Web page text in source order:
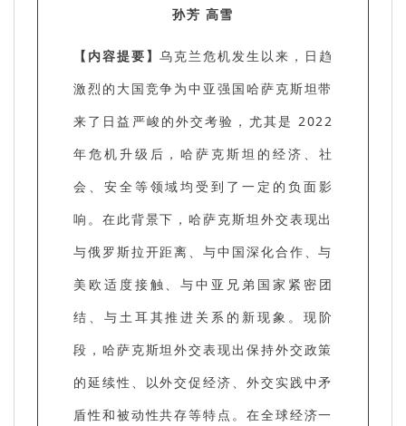
孙芳 高雪
【内容提要】乌克兰危机发生以来，日趋
激烈的大国竞争为中亚强国哈萨克斯坦带
来了日益严峻的外交考验，尤其是 2022
年危机升级后，哈萨克斯坦的经济、社
会、安全等领域均受到了一定的负面影
响。在此背景下，哈萨克斯坦外交表现出
与俄罗斯拉开距离、与中国深化合作、与
美欧适度接触、与中亚兄弟国家紧密团
结、与土耳其推进关系的新现象。现阶
段，哈萨克斯坦外交表现出保持外交政策
的延续性、以外交促经济、外交实践中矛
盾性和被动性共存等特点。在全球经济一